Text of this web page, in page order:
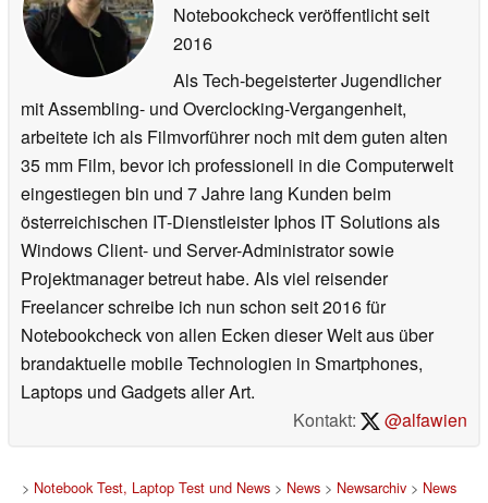
Notebookcheck veröffentlichtseit
2016
Als Tech-begeisterter Jugendlicher
mit Assembling- und Overclocking-Vergangenheit,
arbeitete ich als Filmvorführer noch mit dem guten alten
35 mm Film, bevor ich professionell in die Computerwelt
eingestiegen bin und 7 Jahre lang Kunden beim
österreichischen IT-Dienstleister Iphos IT Solutions als
Windows Client- und Server-Administrator sowie
Projektmanager betreut habe. Als viel reisender
Freelancer schreibe ich nun schon seit 2016 für
Notebookcheck von allen Ecken dieser Welt aus über
brandaktuelle mobile Technologien in Smartphones,
Laptops und Gadgets aller Art.
Kontakt:
@alfawien
> Notebook Test, Laptop Test und News> News> Newsarchiv> News